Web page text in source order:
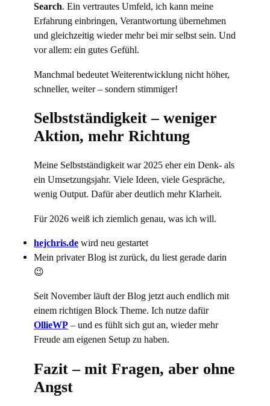
Search. Ein vertrautes Umfeld, ich kann meine
Erfahrung einbringen, Verantwortung übernehmen
und gleichzeitig wieder mehr bei mir selbst sein. Und
vor allem: ein gutes Gefühl.
Manchmal bedeutet Weiterentwicklung nicht höher,
schneller, weiter – sondern stimmiger!
Selbstständigkeit – weniger
Aktion, mehr Richtung
Meine Selbstständigkeit war 2025 eher ein Denk- als
ein Umsetzungsjahr. Viele Ideen, viele Gespräche,
wenig Output. Dafür aber deutlich mehr Klarheit.
Für 2026 weiß ich ziemlich genau, was ich will.
hejchris.de wird neu gestartet
Mein privater Blog ist zurück, du liest gerade darin
😉
Seit November läuft der Blog jetzt auch endlich mit
einem richtigen Block Theme. Ich nutze dafür
OllieWP – und es fühlt sich gut an, wieder mehr
Freude am eigenen Setup zu haben.
Fazit – mit Fragen, aber ohne
Angst